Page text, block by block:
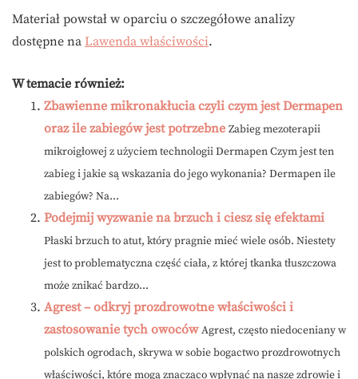
Materiał powstał w oparciu o szczegółowe analizy
dostępne na Lawenda właściwości.
W temacie również:
Zbawienne mikronakłucia czyli czym jest Dermapen
oraz ile zabiegów jest potrzebne Zabieg mezoterapii
mikroigłowej z użyciem technologii Dermapen Czym jest ten
zabieg i jakie są wskazania do jego wykonania? Dermapen ile
zabiegów? Na...
Podejmij wyzwanie na brzuch i ciesz się efektami
Płaski brzuch to atut, który pragnie mieć wiele osób. Niestety
jest to problematyczna część ciała, z której tkanka tłuszczowa
może znikać bardzo...
Agrest – odkryj prozdrowotne właściwości i
zastosowanie tych owoców Agrest, często niedoceniany w
polskich ogrodach, skrywa w sobie bogactwo prozdrowotnych
właściwości, które mogą znacząco wpłynąć na nasze zdrowie i